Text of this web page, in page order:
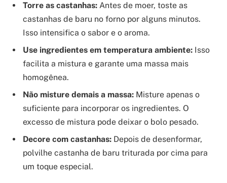
Torre as castanhas: Antes de moer, toste as
castanhas de baru no forno por alguns minutos.
Isso intensifica o sabor e o aroma.
Use ingredientes em temperatura ambiente: Isso
facilita a mistura e garante uma massa mais
homogênea.
Não misture demais a massa: Misture apenas o
suficiente para incorporar os ingredientes. O
excesso de mistura pode deixar o bolo pesado.
Decore com castanhas: Depois de desenformar,
polvilhe castanha de baru triturada por cima para
um toque especial.